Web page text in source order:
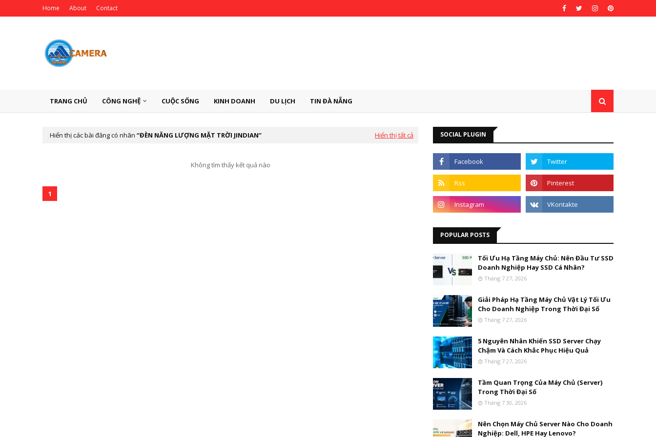
Home About Contact
TRANG CHỦ CÔNG NGHỆ CUỘC SỐNG KINH DOANH DU LỊCH TIN ĐÀ NẴNG
Hiển thị các bài đăng có nhãn ĐÈN NĂNG LƯỢNG MẶT TRỜI JINDIAN Hiển thị tất cả
Không tìm thấy kết quả nào
1
SOCIAL PLUGIN
POPULAR POSTS
Tối Ưu Hạ Tầng Máy Chủ: Nên Đầu Tư SSD
Doanh Nghiệp Hay SSD Cá Nhân?
Tháng 7 27, 2026
Giải Pháp Hạ Tầng Máy Chủ Vật Lý Tối Ưu
Cho Doanh Nghiệp Trong Thời Đại Số
Tháng 7 27, 2026
5 Nguyên Nhân Khiến SSD Server Chạy
Chậm Và Cách Khắc Phục Hiệu Quả
Tháng 7 27, 2026
Tầm Quan Trọng Của Máy Chủ (Server)
Trong Thời Đại Số
Tháng 7 30, 2026
Nên Chọn Máy Chủ Server Nào Cho Doanh
Nghiệp: Dell, HPE Hay Lenovo?